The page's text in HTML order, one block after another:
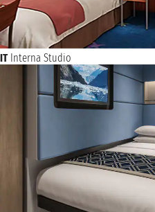
IT Interna Studio